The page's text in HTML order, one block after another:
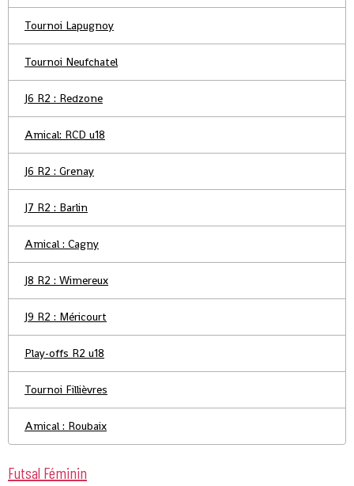
Tournoi Lapugnoy
Tournoi Neufchatel
J6 R2 : Redzone
Amical: RCD u18
J6 R2 : Grenay
J7 R2 : Barlin
Amical : Cagny
J8 R2 : Wimereux
J9 R2 : Méricourt
Play-offs R2 u18
Tournoi Fillièvres
Amical : Roubaix
Futsal Féminin